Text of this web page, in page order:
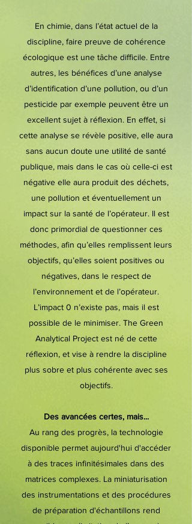
En chimie, dans l’état actuel de la
discipline, faire preuve de cohérence
écologique est une tâche difficile. Entre
autres, les bénéfices d’une analyse
d’identification d’une pollution, ou d’un
pesticide par exemple peuvent être un
excellent sujet à réflexion. En effet, si
cette analyse se révèle positive, elle aura
sans aucun doute une utilité de santé
publique, mais dans le cas où celle-ci est
négative elle aura produit des déchets,
une pollution et éventuellement un
impact sur la santé de l’opérateur. Il est
donc primordial de questionner ces
méthodes, afin qu’elles remplissent leurs
objectifs, qu’elles soient positives ou
négatives, dans le respect de
l’environnement et de l’opérateur.
L’impact 0 n’existe pas, mais il est
possible de le minimiser. The Green
Analytical Project est né de cette
réflexion, et vise à rendre la discipline
plus sobre et plus cohérente avec ses
objectifs.
Des avancées certes, mais...
Au rang des progrès, la technologie
disponible permet aujourd'hui d'accéder
à des traces infinitésimales dans des
matrices complexes. La miniaturisation
des instrumentations et des procédures
de préparation d'échantillons rend